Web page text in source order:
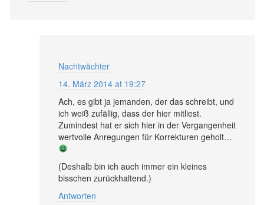
Nachtwächter
14. März 2014 at 19:27
Ach, es gibt ja jemanden, der das schreibt, und
ich weiß zufällig, dass der hier mitliest.
Zumindest hat er sich hier in der Vergangenheit
wertvolle Anregungen für Korrekturen geholt…
(Deshalb bin ich auch immer ein kleines
bisschen zurückhaltend.)
Antworten